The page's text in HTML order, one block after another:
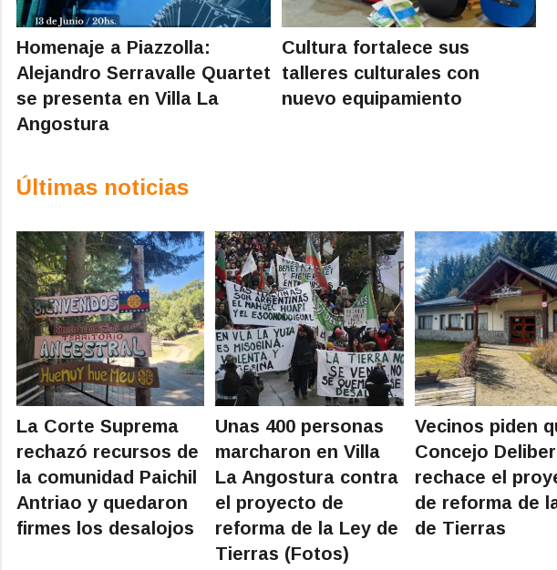
Homenaje a Piazzolla:
Alejandro Serravalle Quartet
se presenta en Villa La
Angostura
Cultura fortalece sus
talleres culturales con
nuevo equipamiento
Últimas noticias
La Corte Suprema
rechazó recursos de
la comunidad Paichil
Antriao y quedaron
firmes los desalojos
Unas 400 personas
marcharon en Villa
La Angostura contra
el proyecto de
reforma de la Ley de
Tierras (Fotos)
Vecinos piden
Concejo
rechace el
de reforma de
de Tierras